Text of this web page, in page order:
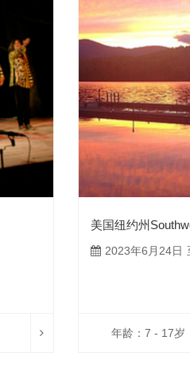
美国纽约州
2023年6月24日
年龄：7 - 17岁